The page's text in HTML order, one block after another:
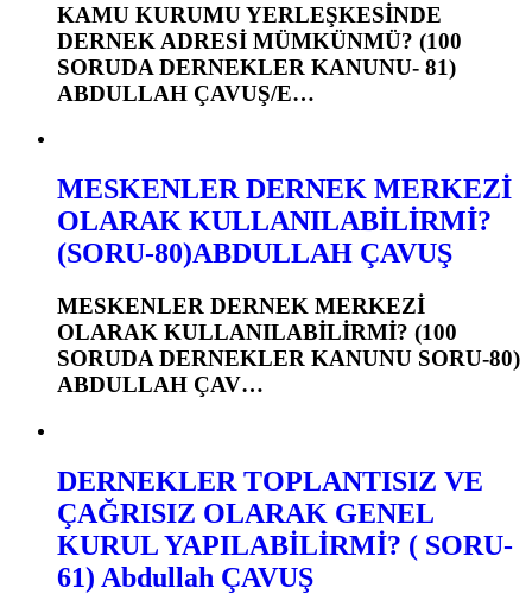
KAMU KURUMU YERLEŞKESİNDE
DERNEK ADRESİ MÜMKÜNMÜ? (100
SORUDA DERNEKLER KANUNU- 81)
ABDULLAH ÇAVUŞ/E…
MESKENLER DERNEK MERKEZİ
OLARAK KULLANILABİLİRMİ?
(SORU-80)ABDULLAH ÇAVUŞ
MESKENLER DERNEK MERKEZİ
OLARAK KULLANILABİLİRMİ? (100
SORUDA DERNEKLER KANUNU SORU-80)
ABDULLAH ÇAV…
DERNEKLER TOPLANTISIZ VE
ÇAĞRISIZ OLARAK GENEL
KURUL YAPILABİLİRMİ? ( SORU-
61) Abdullah ÇAVUŞ